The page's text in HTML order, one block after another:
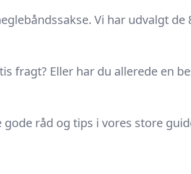
Vi har udvalgt
fragt? Eller har du allerede en
råd og tips i vores store